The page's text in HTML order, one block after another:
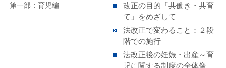
第一部：育児編
改正の目的「共働き・共育
て」をめざして
法改正で変わること：２段
階での施行
法改正後の妊娠・出産～育
児に関する制度の全体像